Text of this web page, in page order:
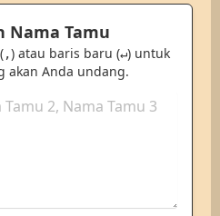
Nama Tamu
,) atau baris baru (↵) untuk
akan Anda undang.